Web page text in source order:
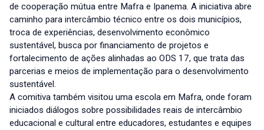
de cooperação mútua entre Mafra e Ipanema. A iniciativa abre
caminho para intercâmbio técnico entre os dois municípios,
troca de experiências, desenvolvimento econômico
sustentável, busca por financiamento de projetos e
fortalecimento de ações alinhadas ao ODS 17, que trata das
parcerias e meios de implementação para o desenvolvimento
sustentável.
A comitiva também visitou uma escola em Mafra, onde foram
iniciados diálogos sobre possibilidades reais de intercâmbio
educacional e cultural entre educadores, estudantes e equipes